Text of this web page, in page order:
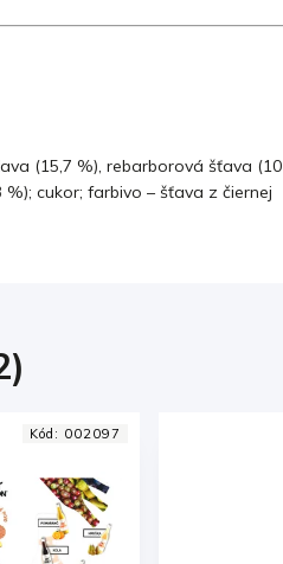
(15,7 %), rebarborová šťava (10
cukor; farbivo – šťava z čiernej
Kód: 003324